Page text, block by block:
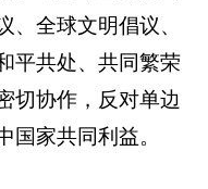
、全球文明倡议、
平共处、共同繁荣
切协作，反对单边
国家共同利益。